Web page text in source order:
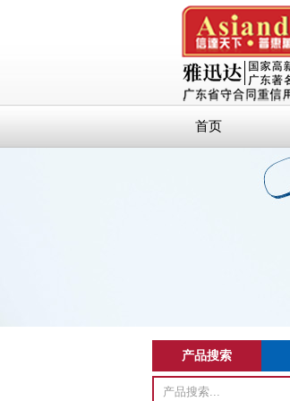
首页
产品搜索